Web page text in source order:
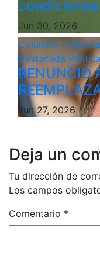
Jun 30, 2026
Columna 1
Destacada Politica
RENUNCIÓ
Jun 27, 2026
Deja un
Tu dirección de
Los campos
Comentario *